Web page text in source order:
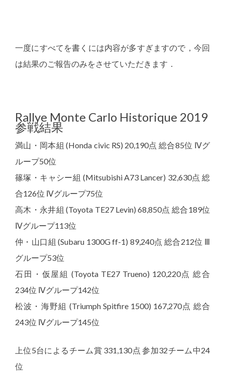
一度にすべてを書くには内容が多すぎますので，今回
は結果のご報告のみをさせていただきます．
Rallye Monte Carlo Historique 2019
参戦結果
満山・岡本組 (Honda civic RS) 20,190点 総合85位 Ⅳグ
ループ50位
篠塚・キャシー組 (Mitsubishi A73 Lancer) 32,630点 総
合126位 Ⅳグループ75位
高木・永井組 (Toyota TE27 Levin) 68,850点 総合189位
Ⅳグループ113位
仲・山口組 (Subaru 1300G ff-1) 89,240点 総合212位 Ⅲ
グループ53位
石田・仮屋組 (Toyota TE27 Trueno) 120,220点 総合
234位 Ⅳグループ142位
松波・海野組 (Triumph Spitfire 1500) 167,270点 総合
243位 Ⅳグループ145位
上位5台によるチーム賞 331,130点 参加32チーム中24
位